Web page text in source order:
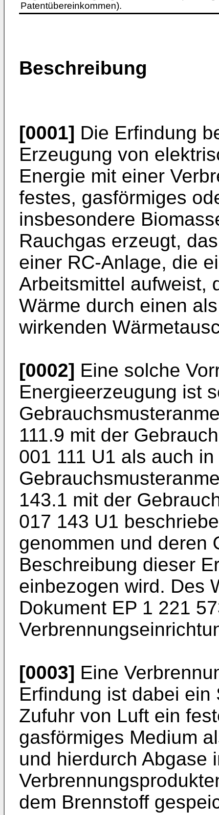
Patentübereinkommen).
Beschreibung
[0001] Die Erfindung
Erzeugung von
Energie mit einer
festes, gasförmiges
insbesondere
Rauchgas erzeugt,
einer RC-Anlage, die
Arbeitsmittel aufweist,
Wärme durch einen
wirkenden
[0002] Eine solche
Energieerzeugung ist
111.9 mit der
001 111 U1 als auch
143.1 mit der
017 143 U1
genommen und deren
Beschreibung dieser
einbezogen wird. Des
Dokument EP 1 221
[0003] Eine
Erfindung ist dabei
Zufuhr von Luft ein
gasförmiges Medium
und hierdurch Abgase
dem Brennstoff